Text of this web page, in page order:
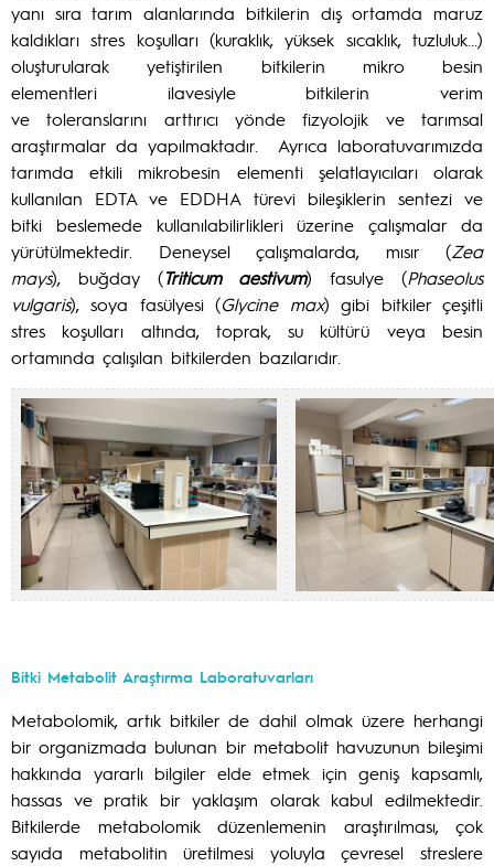
yanı sıra tarım alanlarında bitkilerin dış ortamda maruz
kaldıkları stres koşulları (kuraklık, yüksek sıcaklık, tuzluluk...)
oluşturularak yetiştirilen bitkilerin mikro besin
elementleri ilavesiyle bitkilerin verim
ve toleranslarını arttırıcı yönde fizyolojik ve tarımsal
araştırmalar da yapılmaktadır. Ayrıca laboratuvarımızda
tarımda etkili mikrobesin elementi şelatlayıcıları olarak
kullanılan EDTA ve EDDHA türevi bileşiklerin sentezi ve
bitki beslemede kullanılabilirlikleri üzerine çalışmalar da
yürütülmektedir. Deneysel çalışmalarda, mısır (Zea
mays), buğday (Triticum aestivum) fasulye (Phaseolus
vulgaris), soya fasülyesi (Glycine max) gibi bitkiler çeşitli
stres koşulları altında, toprak, su kültürü veya besin
ortamında çalışılan bitkilerden bazılarıdır.
Bitki Metabolit Araştırma Laboratuvarları
Metabolomik, artık bitkiler de dahil olmak üzere herhangi
bir organizmada bulunan bir metabolit havuzunun bileşimi
hakkında yararlı bilgiler elde etmek için geniş kapsamlı,
hassas ve pratik bir yaklaşım olarak kabul edilmektedir.
Bitkilerde metabolomik düzenlemenin araştırılması, çok
sayıda metabolitin üretilmesi yoluyla çevresel streslere